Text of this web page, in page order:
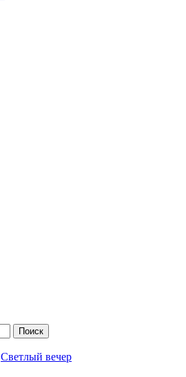
Поиск
Светлый вечер